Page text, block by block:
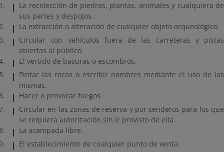
La recolección de piedras, plantas, animales y cualquiera de
sus partes y despojos.
La extracción o alteración de cualquier objeto arqueológico.
Circular con vehículos fuera de las carreteras y pistas
abiertas al público.
El vertido de basuras o escombros.
Pintar las rocas o escribir nombres mediante el uso de las
mismas.
Hacer o provocar fuegos.
Circular en las zonas de reserva y por senderos para los que
se requiera autorización sin ir provisto de ella.
La acampada libre.
El establecimiento de cualquier punto de venta.